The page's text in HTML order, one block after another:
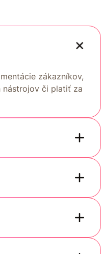
zákazníkov,
nástrojov či platiť za